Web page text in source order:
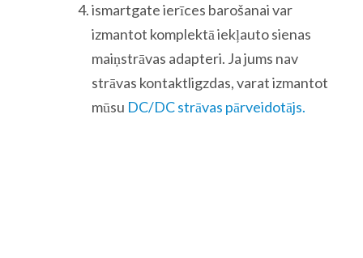
ismartgate ierīces barošanai var
izmantot komplektā iekļauto sienas
maiņstrāvas adapteri. Ja jums nav
strāvas kontaktligzdas, varat izmantot
mūsu DC/DC strāvas pārveidotājs.